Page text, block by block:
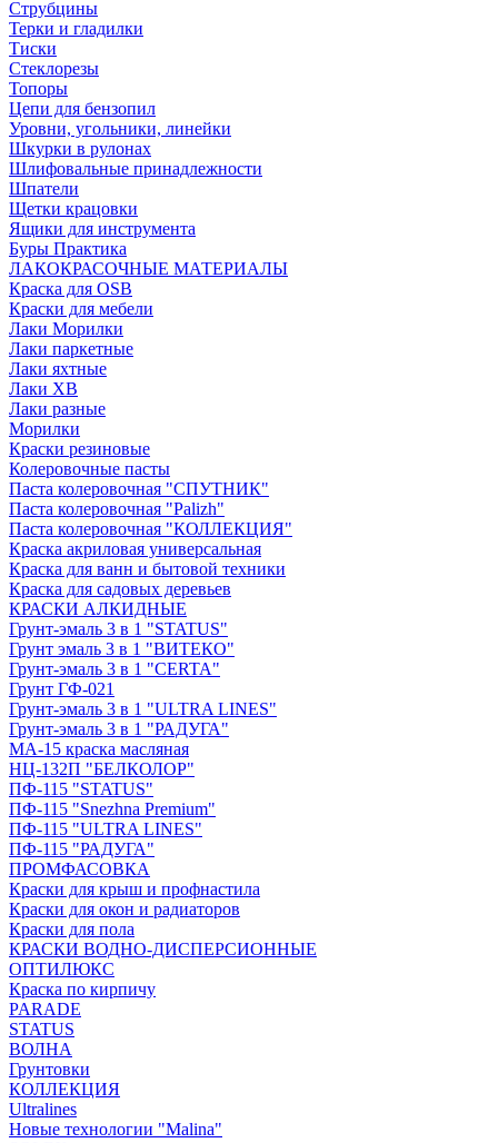
Струбцины
Терки и гладилки
Тиски
Стеклорезы
Топоры
Цепи для бензопил
Уровни, угольники, линейки
Шкурки в рулонах
Шлифовальные принадлежности
Шпатели
Щетки крацовки
Ящики для инструмента
Буры Практика
ЛАКОКРАСОЧНЫЕ МАТЕРИАЛЫ
Краска для OSB
Краски для мебели
Лаки Морилки
Лаки паркетные
Лаки яхтные
Лаки ХВ
Лаки разные
Морилки
Краски резиновые
Колеровочные пасты
Паста колеровочная "СПУТНИК"
Паста колеровочная "Palizh"
Паста колеровочная "КОЛЛЕКЦИЯ"
Краска акриловая универсальная
Краска для ванн и бытовой техники
Краска для садовых деревьев
КРАСКИ АЛКИДНЫЕ
Грунт-эмаль 3 в 1 "STATUS"
Грунт эмаль 3 в 1 "ВИТЕКО"
Грунт-эмаль 3 в 1 "CERTA"
Грунт ГФ-021
Грунт-эмаль 3 в 1 "ULTRA LINES"
Грунт-эмаль 3 в 1 "РАДУГА"
МА-15 краска масляная
НЦ-132П "БЕЛКОЛОР"
ПФ-115 "STATUS"
ПФ-115 "Snezhna Premium"
ПФ-115 "ULTRA LINES"
ПФ-115 "РАДУГА"
ПРОМФАСОВКА
Краски для крыш и профнастила
Краски для окон и радиаторов
Краски для пола
КРАСКИ ВОДНО-ДИСПЕРСИОННЫЕ
ОПТИЛЮКС
Краска по кирпичу
PARADE
STATUS
ВОЛНА
Грунтовки
КОЛЛЕКЦИЯ
Ultralines
Новые технологии "Malina"